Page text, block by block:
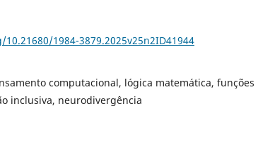
1984-3879.2025v25n2ID41944
computacional, lógica matemática, funções
inclusiva, neurodivergência